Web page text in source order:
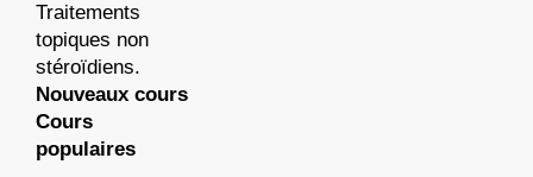
Traitements
topiques non
stéroïdiens.
Nouveaux cours
Cours
populaires